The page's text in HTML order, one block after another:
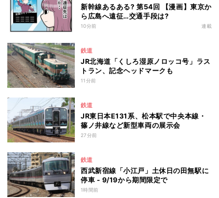
新幹線あるある? 第54回 【漫画】東京か
ら広島へ遠征…交通手段は?
10分前 連載
鉄道
JR北海道「くしろ湿原ノロッコ号」ラス
トラン、記念ヘッドマークも
11分前
鉄道
JR東日本E131系、松本駅で中央本線・
篠ノ井線など新型車両の展示会
27分前
鉄道
西武新宿線「小江戸」土休日の田無駅に
停車 - 9/19から期間限定で
1時間前